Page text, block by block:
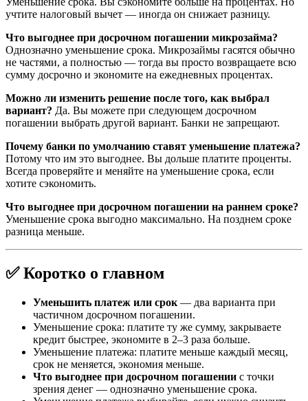
учтите налоговый вычет — иногда он снижает разницу.
Что выгоднее при досрочном погашении микрозайма?
Однозначно уменьшение срока. Микрозаймы гасятся обычно
не частями, а полностью — тогда вы просто возвращаете всю
сумму досрочно и экономите на ежедневных процентах.
Можно ли изменить решение после того, как выбрал
вариант? Да. Вы можете при следующем досрочном
погашении выбрать другой вариант. Банки не запрещают.
Почему банки по умолчанию ставят уменьшение платежа?
Потому что им это выгоднее. Вы дольше платите проценты.
Всегда проверяйте и меняйте на уменьшение срока, если
хотите сэкономить.
Что выгоднее при досрочном погашении на раннем сроке?
Уменьшение срока выгодно максимально. На позднем сроке
разница меньше.
✅ Коротко о главном
Уменьшить платеж или срок — два варианта при
частичном досрочном погашении.
Уменьшение срока: платите ту же сумму, закрываете
кредит быстрее, экономите в 2–3 раза больше.
Уменьшение платежа: платите меньше каждый месяц,
срок не меняется, экономия меньше.
Что выгоднее при досрочном погашении с точки
зрения денег — однозначно уменьшение срока.